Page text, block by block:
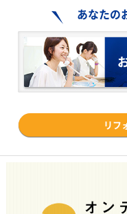
あなたの
リフ